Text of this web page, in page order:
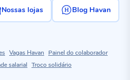
Nossas lojas Blog Havan
Vagas Havan
Painel do colaborador
salarial Troco solidário